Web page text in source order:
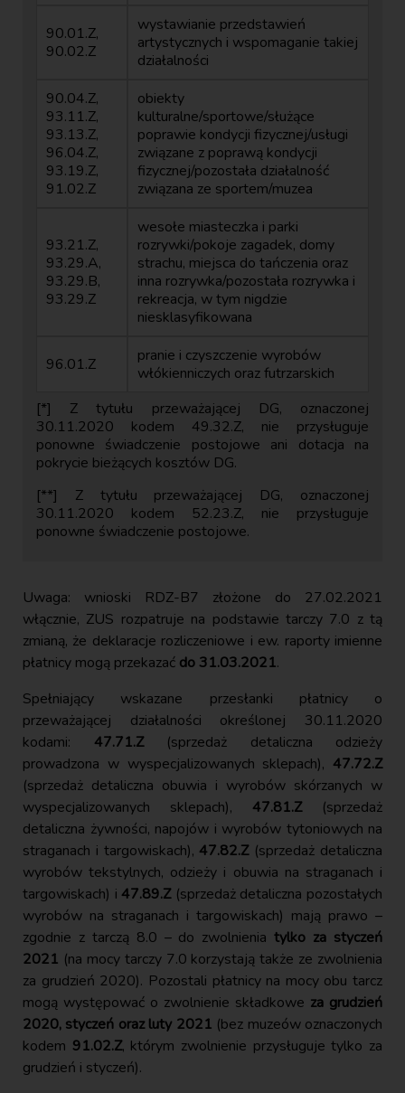
90.01.Z,
90.02.Z
wystawianie przedstawień
artystycznych i wspomaganie takiej
działalności
90.04.Z,
93.11.Z,
93.13.Z,
96.04.Z,
93.19.Z,
91.02.Z
obiekty
kulturalne/sportowe/służące
poprawie kondycji fizycznej/usługi
związane z poprawą kondycji
fizycznej/pozostała działalność
związana ze sportem/muzea
93.21.Z,
93.29.A,
93.29.B,
93.29.Z
wesołe miasteczka i parki
rozrywki/pokoje zagadek, domy
strachu, miejsca do tańczenia oraz
inna rozrywka/pozostała rozrywka i
rekreacja, w tym nigdzie
niesklasyfikowana
96.01.Z
pranie i czyszczenie wyrobów
włókienniczych oraz futrzarskich
[*] Z tytułu przeważającej DG, oznaczonej
30.11.2020 kodem 49.32.Z, nie przysługuje
ponowne świadczenie postojowe ani dotacja na
pokrycie bieżących kosztów DG.
[**] Z tytułu przeważającej DG, oznaczonej
30.11.2020 kodem 52.23.Z, nie przysługuje
ponowne świadczenie postojowe.
Uwaga: wnioski RDZ-B7 złożone do 27.02.2021
włącznie, ZUS rozpatruje na podstawie tarczy 7.0 z tą
zmianą, że deklaracje rozliczeniowe i ew. raporty imienne
płatnicy mogą przekazać do 31.03.2021.
Spełniający wskazane przesłanki płatnicy o
przeważającej działalności określonej 30.11.2020
kodami: 47.71.Z(sprzedaż detaliczna odzieży
prowadzona w wyspecjalizowanych sklepach), 47.72.Z
(sprzedaż detaliczna obuwia i wyrobów skórzanych w
wyspecjalizowanych sklepach), 47.81.Z(sprzedaż
detaliczna żywności, napojów i wyrobów tytoniowych na
straganach i targowiskach), 47.82.Z(sprzedaż detaliczna
wyrobów tekstylnych, odzieży i obuwia na straganach i
targowiskach) i 47.89.Z(sprzedaż detaliczna pozostałych
wyrobów na straganach i targowiskach) mają prawo –
zgodnie z tarczą 8.0 – do zwolnieniatylko za styczeń
2021 (na mocy tarczy 7.0 korzystają także ze zwolnienia
za grudzień 2020). Pozostali płatnicy na mocy obu tarcz
mogą występować o zwolnienie składkowe za grudzień
2020, styczeń oraz luty 2021 (bez muzeów oznaczonych
kodem 91.02.Z, którym zwolnienie przysługuje tylko za
grudzień i styczeń).